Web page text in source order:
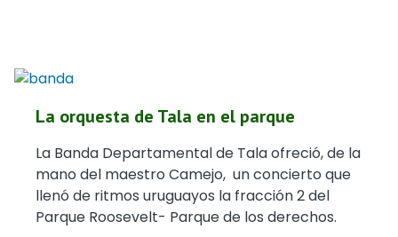
La orquesta de Tala en el parque
La Banda Departamental de Tala ofreció, de la
mano del maestro Camejo, un concierto que
llenó de ritmos uruguayos la fracción 2 del
Parque Roosevelt- Parque de los derechos.